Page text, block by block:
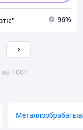
96%
100+